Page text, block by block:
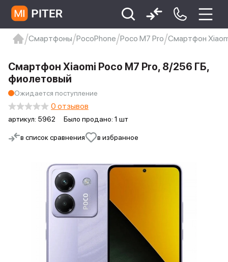
Xiaomi 9 про
xiaomi redmi 12c
Смартфоны PocoPhone Poco M7 Pro Смартфон
в список сравнения в избранное
Смартфон Xiaomi Poco M7 Pro, 8/256 ГБ,
фиолетовый
Ожидается поступление
артикул: 5962 Было продано: 1 шт
0 отзывов